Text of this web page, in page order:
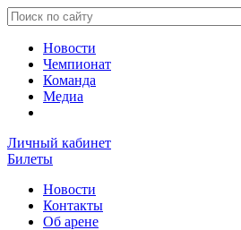
Новости
Чемпионат
Команда
Медиа
Личный кабинет
Билеты
Новости
Контакты
Об арене